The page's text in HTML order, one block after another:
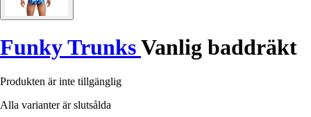
Funky TrunksVanlig baddräkt
Produkten är inte tillgänglig
Alla varianter är slutsålda